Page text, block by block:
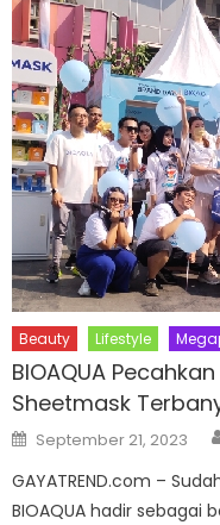
Beauty Lifestyle
BIOAQUA
Sheetmask
Posted
on
September 21, 2023
GAYATREND.com –
BIOAQUA hadir sebagai